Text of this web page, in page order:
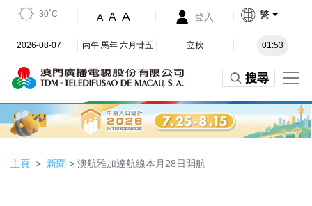
30˚C A A A 登入 繁
2026-08-07 丙午 馬年 六月廿五 立秋 01:53
搜尋
主頁 新聞 > 澳航雅加達航線本月28日開航